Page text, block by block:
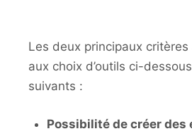
Les deux principaux
aux choix d’outils ci-
suivants :
Possibilité de créer des